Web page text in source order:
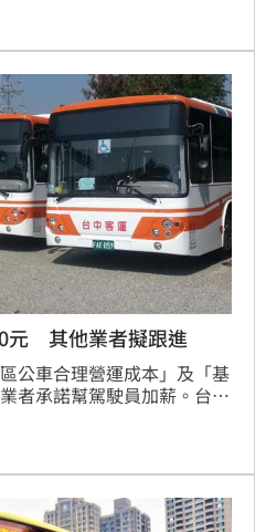
找刺激，在列車上多次偷情
電愛，嘲諷列車鏡頭都洗掉
持錄音、影像證據向台鐵申
。
元 其他業者擬跟進
公車合理營運成本」及「基
者承諾幫駕駛員加薪。台中
股份有限公司，邀集勞資雙
家客運業者也正進行調薪
情的工作環境。